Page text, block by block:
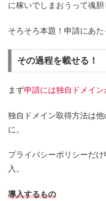
に稼いでしまおうって魂胆
そろそろ本題！申請にあた
その過程を載せる！
まず申請には独自ドメイン
独自ドメイン取得方法は
に。
プライバシーポリシーだ
入。
導入するもの